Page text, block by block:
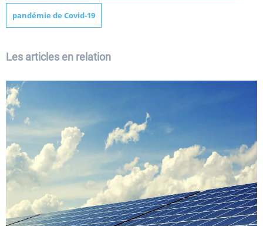
pandémie de Covid-19
Les articles en relation